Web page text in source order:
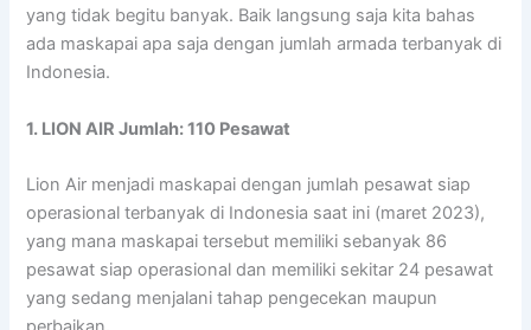
yang tidak begitu banyak. Baik langsung saja kita bahas
ada maskapai apa saja dengan jumlah armada terbanyak di
Indonesia.
1. LION AIR Jumlah: 110 Pesawat
Lion Air menjadi maskapai dengan jumlah pesawat siap
operasional terbanyak di Indonesia saat ini (maret 2023),
yang mana maskapai tersebut memiliki sebanyak 86
pesawat siap operasional dan memiliki sekitar 24 pesawat
yang sedang menjalani tahap pengecekan maupun